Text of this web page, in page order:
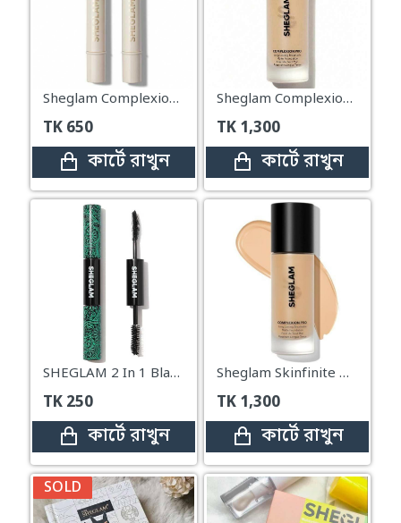
Sheglam Complexion Boost Concealer – Nude
TK 650
কার্টে রাখুন
Sheglam Complexion Pro Long Lasting Breathable Matte Foundation – Warm Vanilla 30ml
TK 1,300
কার্টে রাখুন
SHEGLAM 2 In 1 Black Volume and Length Mascara
TK 250
কার্টে রাখুন
Sheglam Skinfinite Hydrating Foundation – Honey
TK 1,300
কার্টে রাখুন
SOLD